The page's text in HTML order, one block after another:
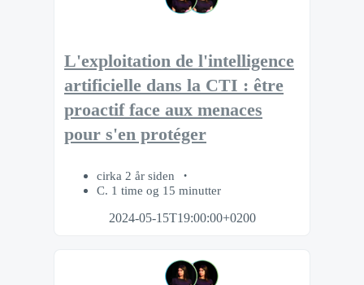
L'exploitation de l'intelligence
artificielle dans la CTI : être
proactif face aux menaces
pour s'en protéger
cirka 2 år siden
C. 1 time og 15 minutter
2024-05-15T19:00:00+0200